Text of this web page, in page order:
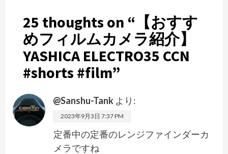
25 thoughts on “ 【おすす
めフィルムカメラ紹介】
YASHICA ELECTRO35 CCN
#shorts #film”
@Sanshu-Tank より:
2023年9月3日 7:37 PM
定番中の定番のレンジファインダーカ
メラですね